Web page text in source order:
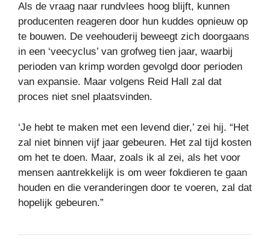
Als de vraag naar rundvlees hoog blijft, kunnen
producenten reageren door hun kuddes opnieuw op
te bouwen. De veehouderij beweegt zich doorgaans
in een ‘veecyclus’ van grofweg tien jaar, waarbij
perioden van krimp worden gevolgd door perioden
van expansie. Maar volgens Reid Hall zal dat
proces niet snel plaatsvinden.
‘Je hebt te maken met een levend dier,’ zei hij. “Het
zal niet binnen vijf jaar gebeuren. Het zal tijd kosten
om het te doen. Maar, zoals ik al zei, als het voor
mensen aantrekkelijk is om weer fokdieren te gaan
houden en die veranderingen door te voeren, zal dat
hopelijk gebeuren.”